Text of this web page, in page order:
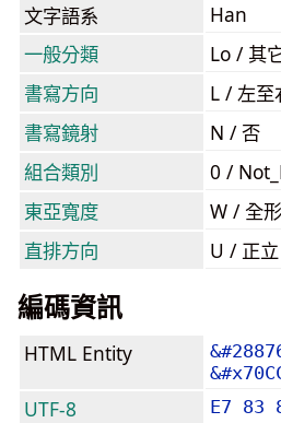
文字語系
Han
一般分類
Lo / 其
書寫方向
L / 左至
書寫鏡射
N / 否
組合類別
0 /
東亞寬度
W / 全形
直排方向 U / 正立
編碼資訊
HTML Entity
UTF-8 E7 83